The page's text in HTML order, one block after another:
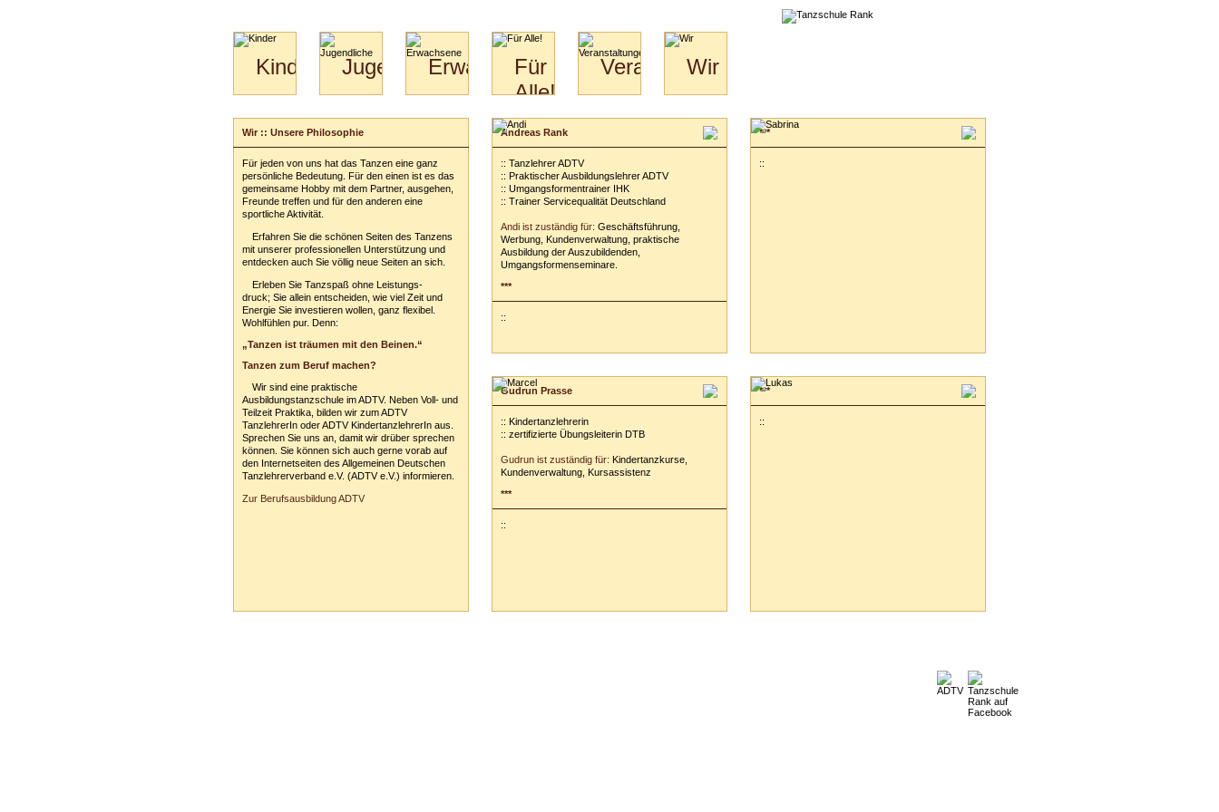
Kinder
Kids
&
Kiga-
Kids
3-
6
JugendlicheErwachsene
Specials
Paare
Hochzeitstanzkurs
Für
Alle!
Bilder
Download
Video
Partner
Catering
Veranstaltungen
Jugendliche
Wir
&
Unsere
Philosophie
Wir :: Unsere Philosophie
Für jeden von uns hat das Tanzen eine ganz
persönliche Bedeutung. Für den einen ist es das
gemeinsame Hobby mit dem Partner, ausgehen,
Freunde treffen und für den anderen eine
sportliche Aktivität.
Erfahren Sie die schönen Seiten des Tanzens
mit unserer professionellen Unterstützung und
entdecken auch Sie völlig neue Seiten an sich.
Erleben Sie Tanzspaß ohne Leistungs-
druck; Sie allein entscheiden, wie viel Zeit und
Energie Sie investieren wollen, ganz flexibel.
Wohlfühlen pur. Denn:
„Tanzen ist träumen mit den Beinen.“
Tanzen zum Beruf machen?
Wir sind eine praktische
Ausbildungstanzschule im ADTV. Neben Voll- und
Teilzeit Praktika, bilden wir zum ADTV
TanzlehrerIn oder ADTV KindertanzlehrerIn aus.
Sprechen Sie uns an, damit wir drüber sprechen
können. Sie können sich auch gerne vorab auf
den Internetseiten des Allgemeinen Deutschen
Tanzlehrerverband e.V. (ADTV e.V.) informieren.
Zur Berufsausbildung ADTV
Andreas Rank
:: Tanzlehrer ADTV
:: Praktischer Ausbildungslehrer ADTV
:: Umgangsformentrainer IHK
:: Trainer Servicequalität Deutschland
Andi ist zuständig für: Geschäftsführung,
Werbung, Kundenverwaltung, praktische
Ausbildung der Auszubildenden,
Umgangsformenseminare.
***
::
***
::
Gudrun Prasse
:: Kindertanzlehrerin
:: zertifizierte Übungsleiterin DTB
Gudrun ist zuständig für: Kindertanzkurse,
Kundenverwaltung, Kursassistenz
***
::
***
::